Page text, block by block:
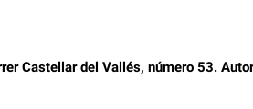
Castellar del Vallés, número 53.